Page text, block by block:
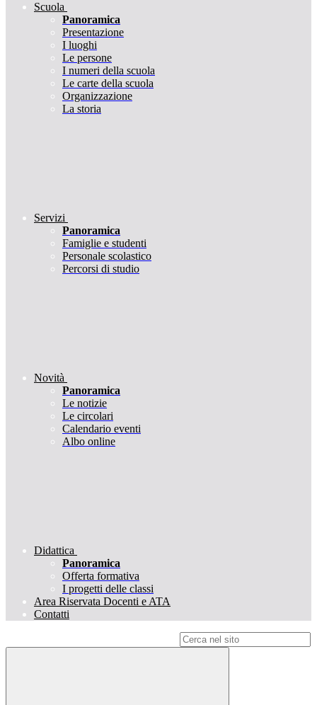
Scuola
Panoramica
Presentazione
I luoghi
Le persone
I numeri della scuola
Le carte della scuola
Organizzazione
La storia
Servizi
Panoramica
Famiglie e studenti
Personale scolastico
Percorsi di studio
Novità
Panoramica
Le notizie
Le circolari
Calendario eventi
Albo online
Didattica
Panoramica
Offerta formativa
I progetti delle classi
Area Riservata Docenti e ATA
Contatti